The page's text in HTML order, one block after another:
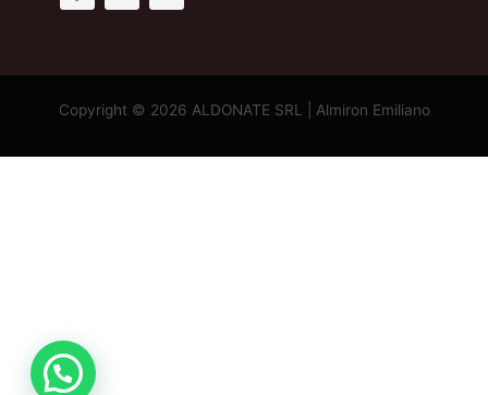
Copyright © 2026 ALDONATE SRL | Almiron Emiliano